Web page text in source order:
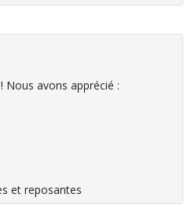
Nous avons apprécié :
et reposantes